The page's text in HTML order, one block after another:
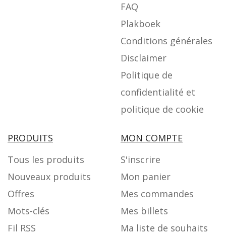
FAQ
Plakboek
Conditions générales
Disclaimer
Politique de
confidentialité et
politique de cookie
PRODUITS
Tous les produits
Nouveaux produits
Offres
Mots-clés
Fil RSS
MON COMPTE
S'inscrire
Mon panier
Mes commandes
Mes billets
Ma liste de souhaits